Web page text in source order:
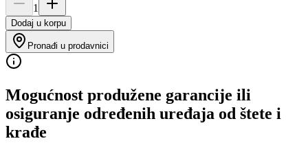
1
Dodaj u korpu
Pronađi u prodavnici
Mogućnost produžene garancije ili
osiguranje određenih uređaja od štete i
krađe